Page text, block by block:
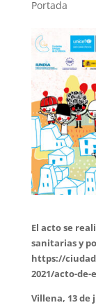
Portada
El acto se
sanitarias y
https://
2021/acto-
Villena, 13 de